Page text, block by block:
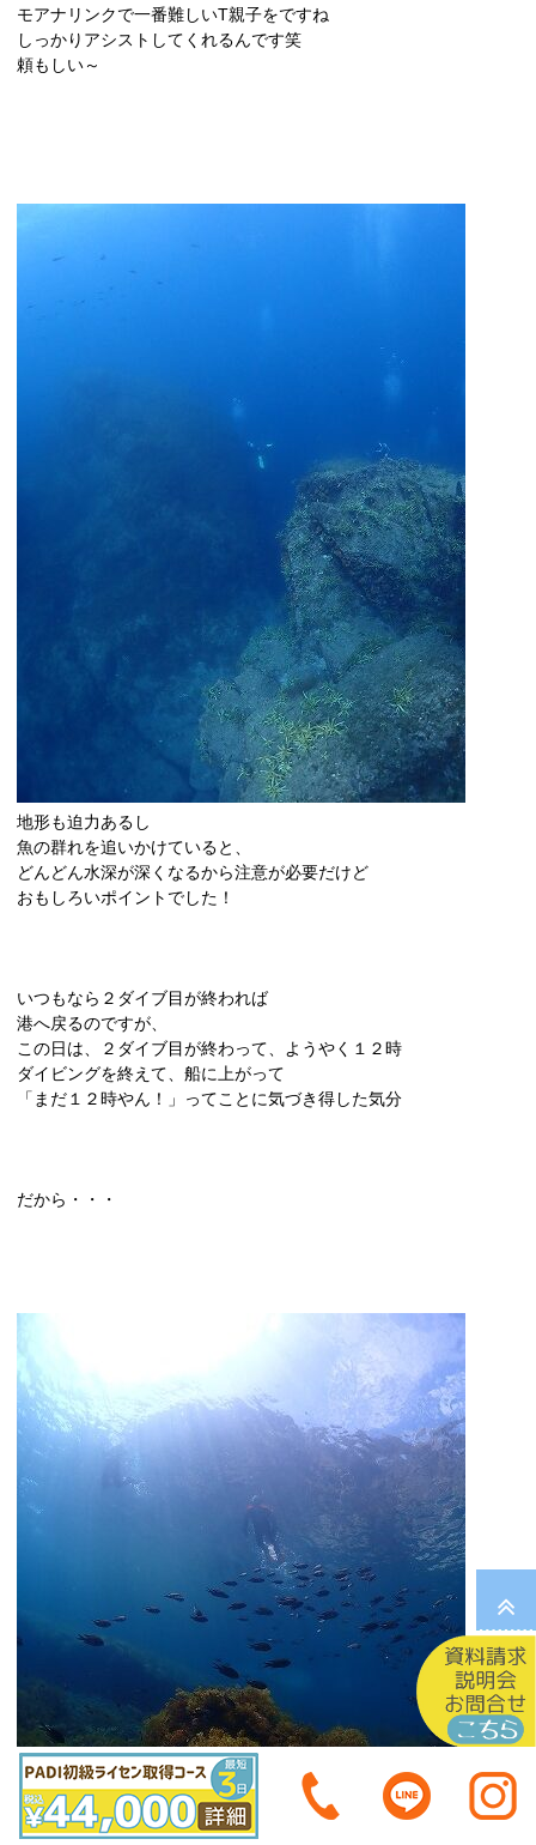
モアナリンクで一番難しいT親子をですね
しっかりアシストしてくれるんです笑
頼もしい～
地形も迫力あるし
魚の群れを追いかけていると、
どんどん水深が深くなるから注意が必要だけど
おもしろいポイントでした！
いつもなら２ダイブ目が終われば
港へ戻るのですが、
この日は、２ダイブ目が終わって、ようやく１２時
ダイビングを終えて、船に上がって
「まだ１２時やん！」ってことに気づき得した気分
だから・・・